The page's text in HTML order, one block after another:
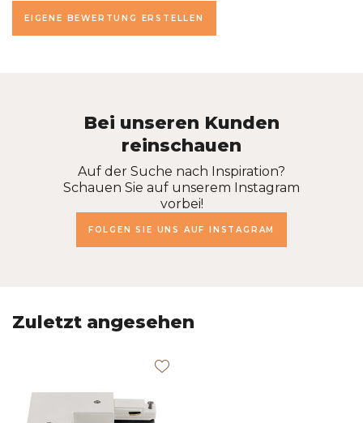
EIGENE BEWERTUNG ERSTELLEN
Bei unseren Kunden
reinschauen
Auf der Suche nach Inspiration?
Schauen Sie auf unserem Instagram
vorbei!
FOLGEN SIE UNS AUF INSTAGRAM
Zuletzt angesehen